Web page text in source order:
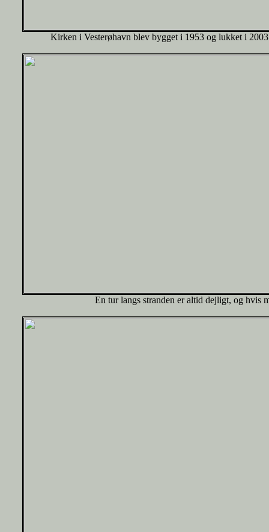
Kirken i Vesterøhavn blev bygget i 1953 og lukket i
En tur langs stranden er altid dejligt, og hvis